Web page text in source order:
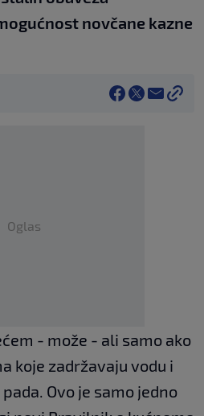
novčane kazne
Oglas
- može - ali samo ako
koje zadržavaju vodu i
Ovo je samo jedno